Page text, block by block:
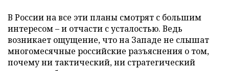
В России на все эти планы смотрят с большим
интересом – и отчасти с усталостью. Ведь
возникает ощущение, что на Западе не слышат
многомесячные российские разъяснения о том,
почему ни тактический, ни стратегический